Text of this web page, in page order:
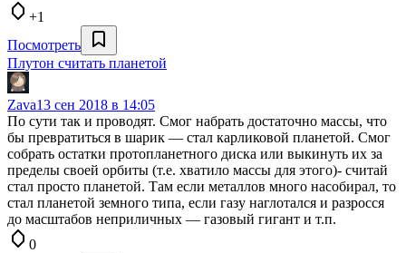
+1
Посмотреть
Плутон считать планетой
Zava13 сен 2018 в 14:05
По сути так и проводят. Смог набрать достаточно массы, что
бы превратиться в шарик — стал карликовой планетой. Смог
собрать остатки протопланетного диска или выкинуть их за
пределы своей орбиты (т.е. хватило массы для этого)- считай
стал просто планетой. Там если металлов много насобирал, то
стал планетой земного типа, если газу наглотался и разросся
до масштабов неприличных — газовый гигант и т.п.
0